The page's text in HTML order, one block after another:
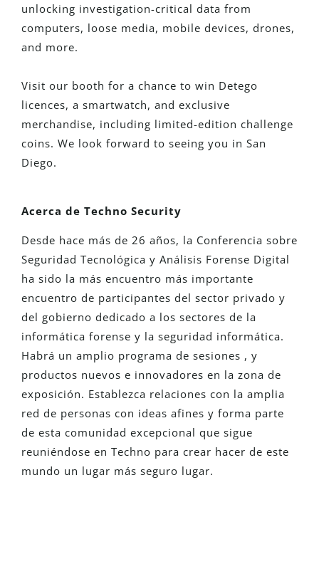
unlocking investigation-critical data from
computers, loose media, mobile devices, drones,
and more.
Visit our booth for a chance to win Detego
licences, a smartwatch, and exclusive
merchandise, including limited-edition challenge
coins. We look forward to seeing you in San
Diego.
Acerca de Techno Security
Desde hace más de 26 años, la Conferencia sobre
Seguridad Tecnológica y Análisis Forense Digital
ha sido la más encuentro más importante
encuentro de participantes del sector privado y
del gobierno dedicado a los sectores de la
informática forense y la seguridad informática.
Habrá un amplio programa de sesiones , y
productos nuevos e innovadores en la zona de
exposición. Establezca relaciones con la amplia
red de personas con ideas afines y forma parte
de esta comunidad excepcional que sigue
reuniéndose en Techno para crear hacer de este
mundo un lugar más seguro lugar.